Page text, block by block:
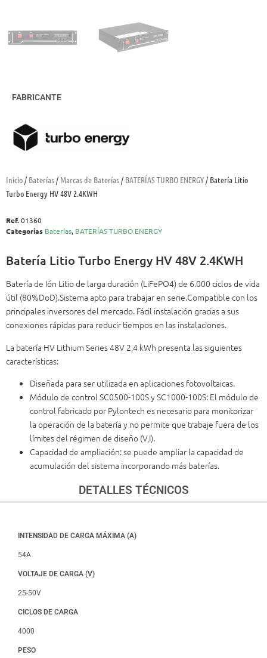
Inicio/ Baterías/ Marcas de Baterías/ BATERÍAS TURBO ENERGY/ Batería Litio
Turbo Energy HV 48V 2.4KWH
Ref.01360
Categorías Baterías, BATERÍAS TURBO ENERGY
Batería Litio Turbo Energy HV 48V 2.4KWH
Batería de Ión Litio de larga duración (LiFePO4) de 6.000 ciclos de vida
útil (80%DoD).Sistema apto para trabajar en serie.Compatible con los
principales inversores del mercado. Fácil instalación gracias a sus
conexiones rápidas para reducir tiempos en las instalaciones.
La batería HV Lithium Series 48V 2,4 kWh presenta las siguientes
características:
Diseñada para ser utilizada en aplicaciones fotovoltaicas.
Módulo de control SC0500-100S y SC1000-100S: El módulo de
control fabricado por Pylontech es necesario para monitorizar
la operación de la batería y no permite que trabaje fuera de los
límites del régimen de diseño (V,I).
Capacidad de ampliación: se puede ampliar la capacidad de
acumulación del sistema incorporando más baterías.
FABRICANTE
DETALLES TÉCNICOS
INTENSIDAD DE CARGA MÁXIMA (A)
54A
VOLTAJE DE CARGA (V)
25-50V
CICLOS DE CARGA
4000
PESO